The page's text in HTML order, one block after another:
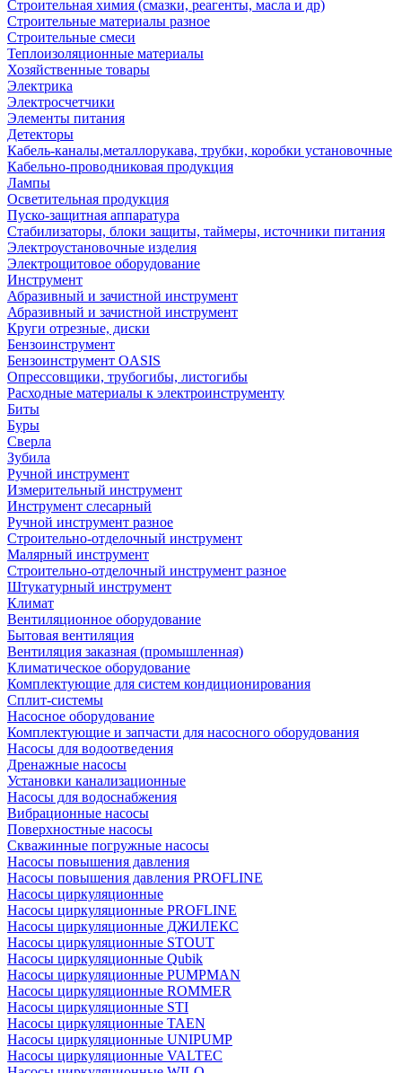
Строительная химия (смазки, реагенты, масла и др)
Строительные материалы разное
Строительные смеси
Теплоизоляционные материалы
Хозяйственные товары
Электрика
Электросчетчики
Элементы питания
Детекторы
Кабель-каналы,металлорукава, трубки, коробки установочные
Кабельно-проводниковая продукция
Лампы
Осветительная продукция
Пуско-защитная аппаратура
Стабилизаторы, блоки защиты, таймеры, источники питания
Электроустановочные изделия
Электрощитовое оборудование
Инструмент
Абразивный и зачистной инструмент
Абразивный и зачистной инструмент
Круги отрезные, диски
Бензоинструмент
Бензоинструмент OASIS
Опрессовщики, трубогибы, листогибы
Расходные материалы к электроинструменту
Биты
Буры
Сверла
Зубила
Ручной инструмент
Измерительный инструмент
Инструмент слесарный
Ручной инструмент разное
Строительно-отделочный инструмент
Малярный инструмент
Строительно-отделочный инструмент разное
Штукатурный инструмент
Климат
Вентиляционное оборудование
Бытовая вентиляция
Вентиляция заказная (промышленная)
Климатическое оборудование
Комплектующие для систем кондиционирования
Сплит-системы
Насосное оборудование
Комплектующие и запчасти для насосного оборудования
Насосы для водоотведения
Дренажные насосы
Установки канализационные
Насосы для водоснабжения
Вибрационные насосы
Поверхностные насосы
Скважинные погружные насосы
Насосы повышения давления
Насосы повышения давления PROFLINE
Насосы циркуляционные
Насосы циркуляционные PROFLINE
Насосы циркуляционные ДЖИЛЕКС
Насосы циркуляционные STOUT
Насосы циркуляционные Qubik
Насосы циркуляционные PUMPMAN
Насосы циркуляционные ROMMER
Насосы циркуляционные STI
Насосы циркуляционные TAEN
Насосы циркуляционные UNIPUMP
Насосы циркуляционные VALTEC